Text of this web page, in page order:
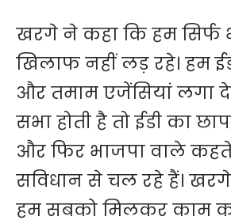
खरगे ने कहा कि हम सिर्फ
खिलाफ नहीं लड़ रहे। हम
और तमाम एजेंसियां लगा
सभा होती है तो ईडी का
और फिर भाजपा वाले
सविधान से चल रहे हैं।
हम सबको मिलकर काम